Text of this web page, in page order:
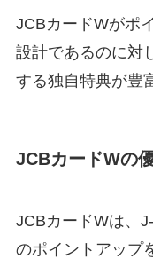
JCBカードWがポ
設計であるのに対
する独自特典が豊
JCBカードWの
JCBカードWは、
のポイントアップ